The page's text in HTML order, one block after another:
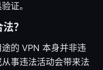
证。
？
的 VPN 本身并非违
事违法活动会带来法